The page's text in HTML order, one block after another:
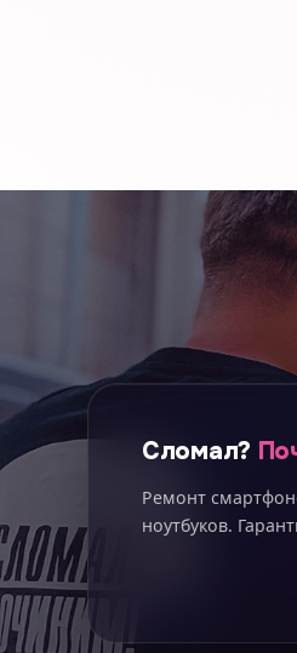
Сломал?
Ремонт
ноутбуков.